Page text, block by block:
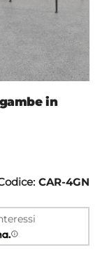
in
CAR-4GN